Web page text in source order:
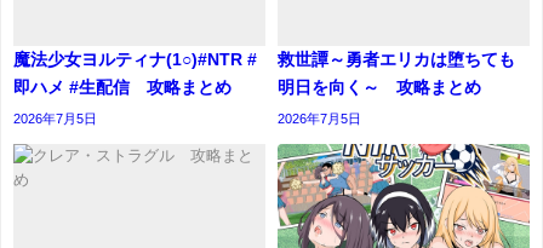
魔法少女ヨルティナ(1○)#NTR #
即ハメ #生配信 攻略まとめ
2026年7月5日
救世譚～勇者エリカは堕ちても
明日を向く～ 攻略まとめ
2026年7月5日